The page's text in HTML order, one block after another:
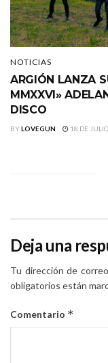
NOTICIAS
ARGIÓN LANZA
MMXXVI»
DISCO
BYLOVEGUN 18 DE
Deja una
Tu dirección de
obligatorios están
Comentario *